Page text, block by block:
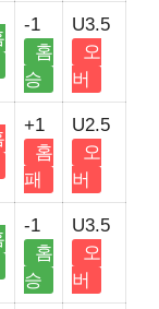
-1
홈
승
U3.5
오
버
+1
홈
패
U2.5
오
버
-1
홈
승
U3.5
오
버